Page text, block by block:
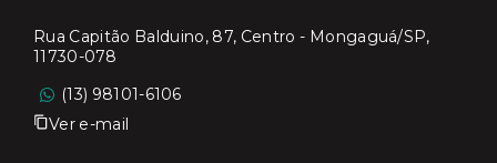
Rua Capitão Balduino, 87, Centro - Mongaguá/SP,
11730-078
(13) 98101-6106
Ver e-mail